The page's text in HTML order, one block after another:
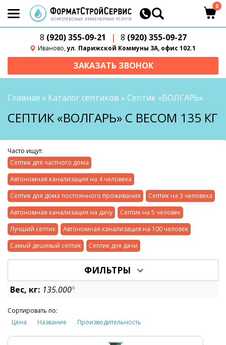
8 (920) 355-09-21 | 8 (920) 355-09-27
Иваново,ул. Парижской Коммуны 3А, офис 102.1
0
ЗАКАЗАТЬ ЗВОНОК
Главная » Каталог септиков » Септик «ВОЛГАРЬ»
СЕПТИК «ВОЛГАРЬ» С ВЕСОМ 135 КГ
Часто ищут:
Септик для частного дома
Автономная канализация на 4 человека
Септик для дома постоянного проживания
Септик на 3 человека
Автономная канализация на дачу
Септик на 5 человек
Лучший септик
Автономная канализация на 100 человек
Самый дешевый септик
Септик для дачи
ФИЛЬТРЫ
Вес, кг: 135.000x
Сортировать по:
Цена
Название Производительность